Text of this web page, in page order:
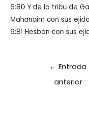
6:80 Y de la tribu de
Mahanaim con sus
6:81 Hesbón con sus
Navegación
← Entrada
anterior